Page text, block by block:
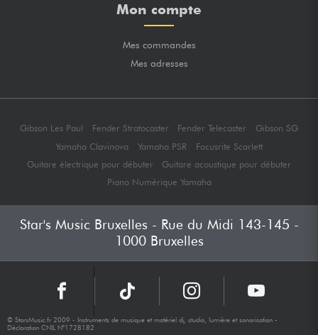
Mon compte
Mes commandes
Mes adresses
Gibson Les Paul Fender Stratocaster Fender Telecaster
Gibson SG
Yamaha Clavinova
Yamaha PSR
Focusrite Scarlett
Guitare électrique pour débuter
Guitare acoustique pour débuter
Piano Numérique Yamaha
Star's Music Bruxelles - Rue du Midi 143-145 -
1000 Bruxelles
© StarsMusic.fr 2009 - Instruments de musique et matériel dj, studio, lumière et sonorisation -
Déclaration CNIL N°1728182